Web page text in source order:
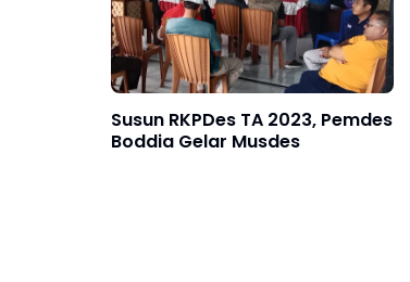
Susun RKPDes TA 2023, Pemdes
Boddia Gelar Musdes